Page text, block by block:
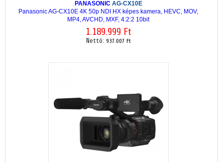
PANASONIC AG-CX10E
Panasonic AG-CX10E 4K 50p NDI HX képes kamera, HEVC, MOV,
MP4, AVCHD, MXF, 4:2:2 10bit
1.189.999 Ft
Nettó: 937.007 Ft